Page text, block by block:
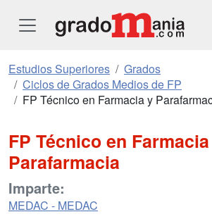
Estudios Superiores
Grados
Ciclos de Grados Medios de FP
FP Técnico en Farmacia y
FP Técnico en
Parafarmacia
Imparte:
MEDAC - MEDAC